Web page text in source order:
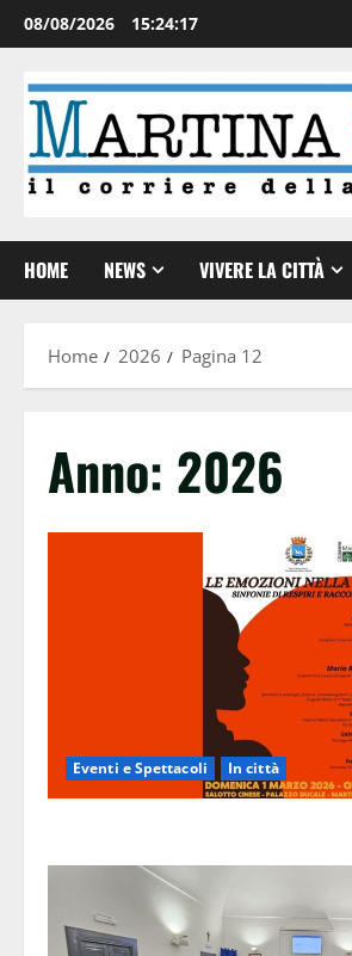
08/08/2026 15:24:18
HOME NEWS VIVERE LA CITTÀ
Home 2026 Pagina 12
Anno: 2026
Eventi e Spettacoli In città